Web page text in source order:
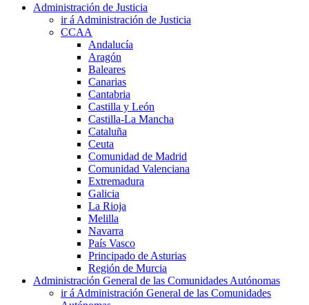
Administración de Justicia
ir á Administración de Justicia
CCAA
Andalucía
Aragón
Baleares
Canarias
Cantabria
Castilla y León
Castilla-La Mancha
Cataluña
Ceuta
Comunidad de Madrid
Comunidad Valenciana
Extremadura
Galicia
La Rioja
Melilla
Navarra
País Vasco
Principado de Asturias
Región de Murcia
Administración General de las Comunidades Autónomas
ir á Administración General de las Comunidades